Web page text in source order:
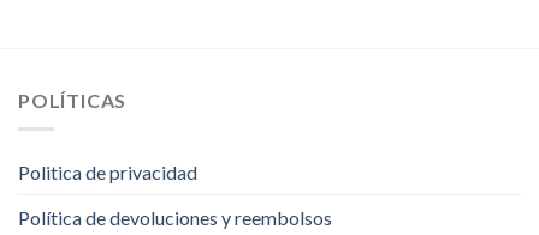
POLÍTICAS
Politica de privacidad
Política de devoluciones y reembolsos